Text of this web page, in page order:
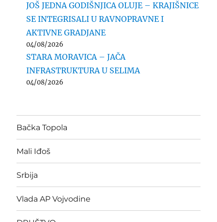
JOŠ JEDNA GODIŠNJICA OLUJE – KRAJIŠNICE
SE INTEGRISALI U RAVNOPRAVNE I
AKTIVNE GRADJANE
04/08/2026
STARA MORAVICA – JAČA
INFRASTRUKTURA U SELIMA
04/08/2026
Bačka Topola
Mali Iđoš
Srbija
Vlada AP Vojvodine